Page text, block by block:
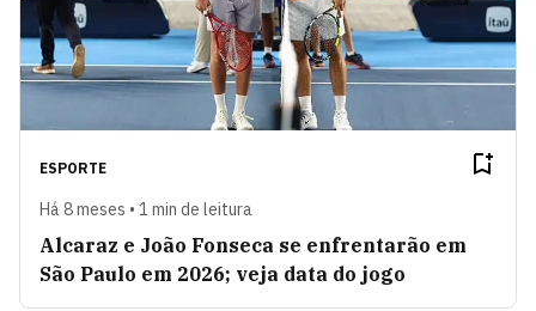
ESPORTE
Há 8 meses • 1 min de leitura
Alcaraz e João Fonseca se enfrentarão em
São Paulo em 2026; veja data do jogo